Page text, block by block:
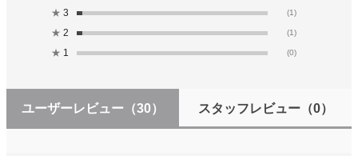
★ 3 (1)
★ 2 (1)
★ 1 (0)
ユーザーレビュー （30） スタッフレビュー（0）